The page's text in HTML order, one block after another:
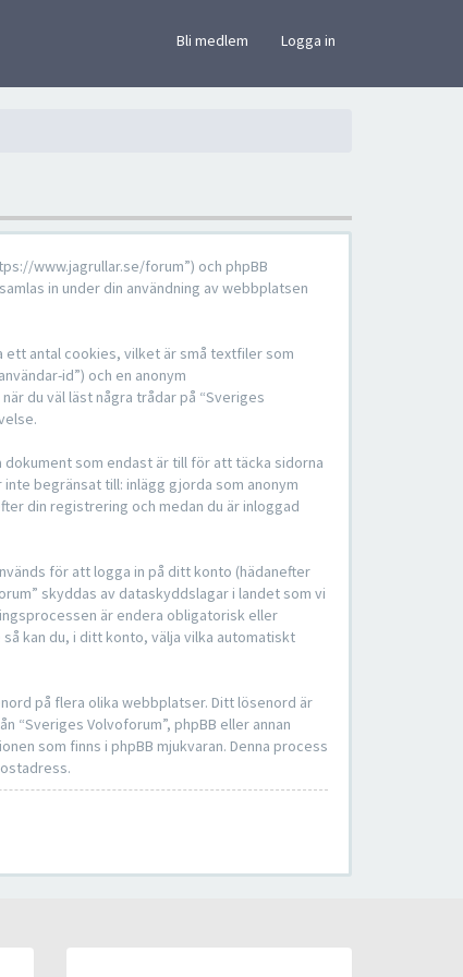
Bli medlem Logga in
www.jagrullar.se/forum”) och phpBB
in under din användning av webbplatsen
ett antal cookies, vilket är små textfiler som
id”) och en anonym
du väl läst några trådar på “Sveriges
som endast är till för att täcka sidorna
begränsat till: inlägg gjorda som anonym
din registrering och medan du är inloggad
för att logga in på ditt konto (hädanefter
skyddas av dataskyddslagar i landet som vi
är endera obligatorisk eller
kan du, i ditt konto, välja vilka automatiskt
på flera olika webbplatser. Ditt lösenord är
“Sveriges Volvoforum”, phpBB eller annan
som finns i phpBB mjukvaran. Denna process